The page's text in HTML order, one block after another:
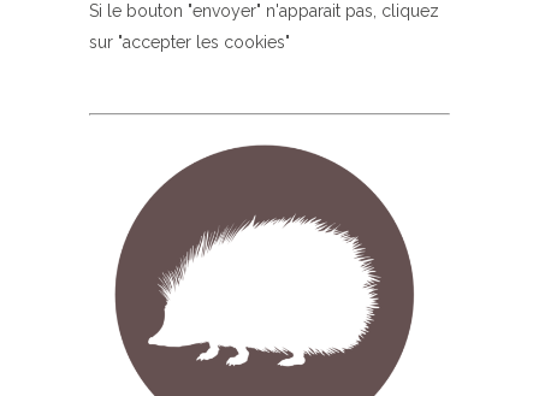
Si le bouton "envoyer" n'apparait pas, cliquez
sur "accepter les cookies"